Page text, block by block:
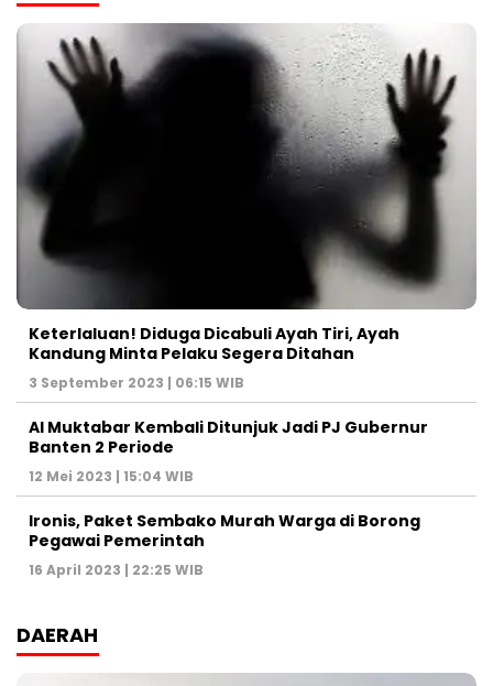
Keterlaluan! Diduga Dicabuli Ayah Tiri, Ayah
Kandung Minta Pelaku Segera Ditahan
3 September 2023 | 06:15 WIB
Al Muktabar Kembali Ditunjuk Jadi PJ Gubernur
Banten 2 Periode
12 Mei 2023 | 15:04 WIB
Ironis, Paket Sembako Murah Warga di Borong
Pegawai Pemerintah
16 April 2023 | 22:25 WIB
DAERAH